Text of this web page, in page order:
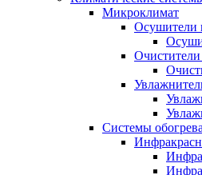
Микроклимат
Осушители
Очистители
Системы